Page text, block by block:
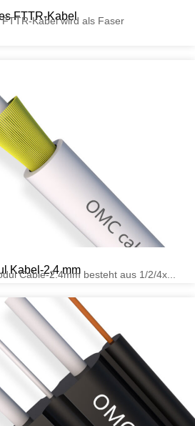
FTTR-Kabel
Kabel wird als Faser
Kabel-2,4 mm
Cable-2.4mm besteht aus 1/2/4x...